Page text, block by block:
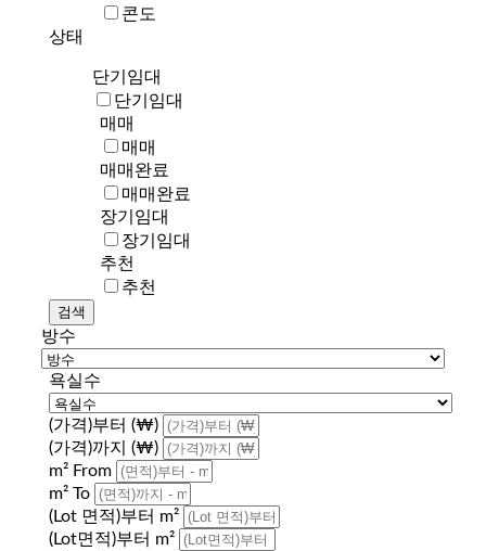
콘도
상태
단기임대
단기임대
매매
매매
매매완료
매매완료
장기임대
장기임대
추천
추천
방수
욕실수
(가격)부터 (₩)
(가격)까지 (₩)
m² From
m² To
(Lot 면적)부터 m²
(Lot면적)부터 m²